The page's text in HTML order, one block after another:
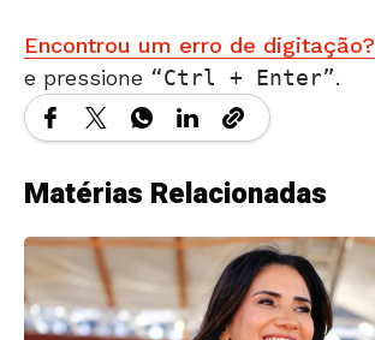
Encontrou um erro de digitação?
e pressione
Ctrl + Enter .
Matérias Relacionadas